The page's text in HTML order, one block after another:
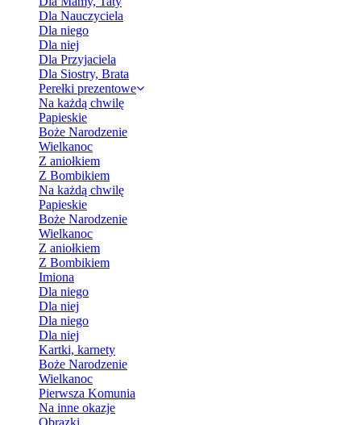
Dla Nauczyciela
Dla niego
Dla niej
Dla Przyjaciela
Dla Siostry, Brata
Perełki prezentowe
Na każdą chwilę
Papieskie
Boże Narodzenie
Wielkanoc
Z aniołkiem
Z Bombikiem
Na każdą chwilę
Papieskie
Boże Narodzenie
Wielkanoc
Z aniołkiem
Z Bombikiem
Imiona
Dla niego
Dla niej
Dla niego
Dla niej
Kartki, karnety
Boże Narodzenie
Wielkanoc
Pierwsza Komunia
Na inne okazje
Obrazki